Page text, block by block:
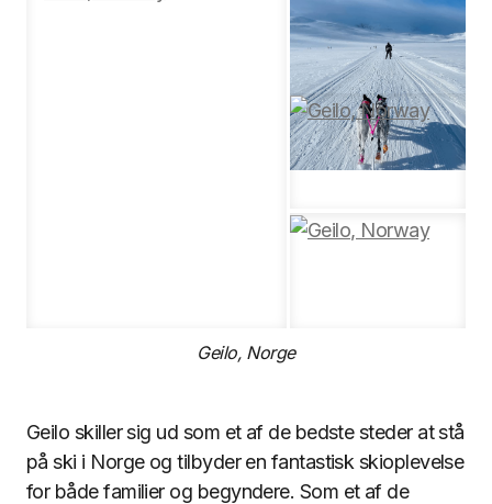
Geilo, Norge
Geilo skiller sig ud som et af de bedste steder at stå
på ski i Norge og tilbyder en fantastisk skioplevelse
for både familier og begyndere. Som et af de